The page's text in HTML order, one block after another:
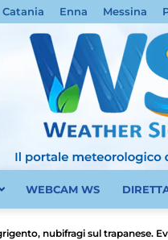
Catania Enna Messina
WEBCAM WS
nubifragi sul trapanese.